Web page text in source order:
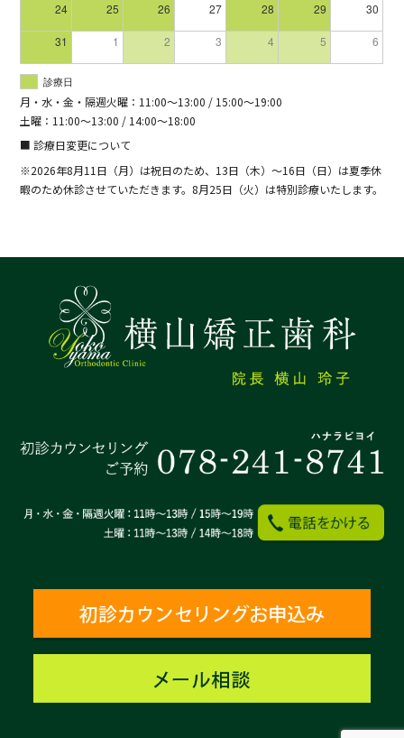
24 25 26 27 28 29 30
31 1 2 3 4 5 6
診療日
月・水・金・隔週火曜：11:00～13:00 / 15:00～19:00
土曜：11:00～13:00 / 14:00～18:00
■ 診療日変更について
※2026年8月11日（月）は祝日のため、13日（木）～16日（日）は夏季休
暇のため休診させていただきます。8月25日（火）は特別診療いたします。